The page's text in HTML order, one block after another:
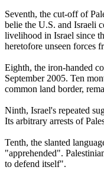
Seventh, the cut-off of
belie the U.S. and Israeli
livelihood in Israel since
heretofore unseen forces
Eighth, the iron-handed
September 2005. Ten
common land border,
Ninth, Israel's repeated
Its arbitrary arrests of
Tenth, the slanted
"apprehended".
to defend itself".